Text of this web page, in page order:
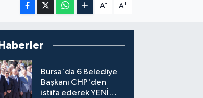
A- A+
Bursa'da 6 Belediye
Başkanı CHP'den
istifa ederek YENİ